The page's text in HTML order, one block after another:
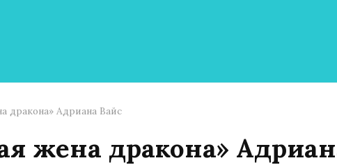
дракона» Адриана Вайс
жена дракона»